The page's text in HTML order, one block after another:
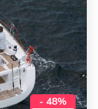
- 48%